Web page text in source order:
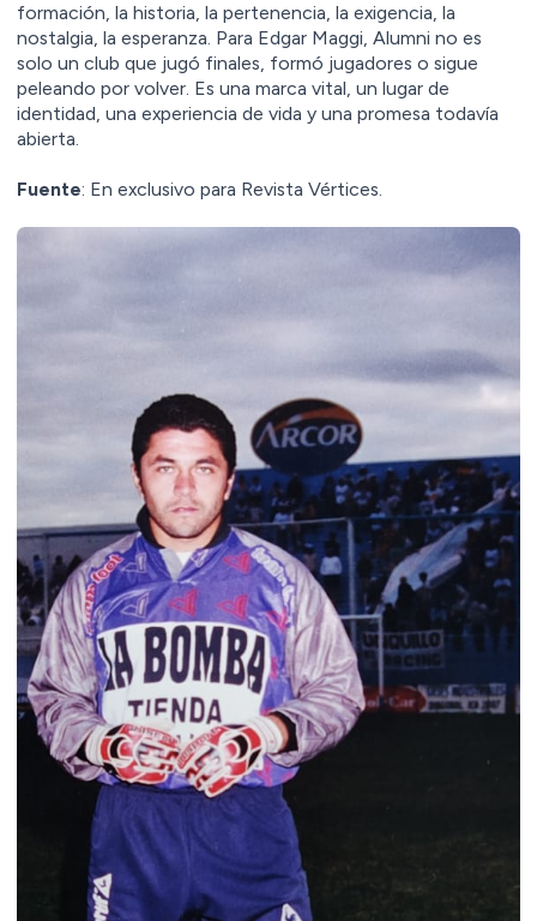
formación, la historia, la pertenencia, la exigencia, la
nostalgia, la esperanza. Para Edgar Maggi, Alumni no es
solo un club que jugó finales, formó jugadores o sigue
peleando por volver. Es una marca vital, un lugar de
identidad, una experiencia de vida y una promesa todavía
abierta.
Fuente: En exclusivo para Revista Vértices.